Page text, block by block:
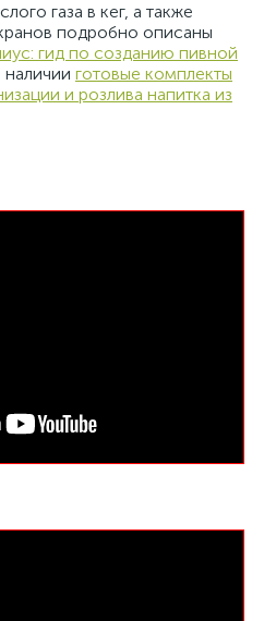
газа в кег, а также
подробно описаны
гид по созданию пивной
наличии готовые комплекты
и розлива напитка из